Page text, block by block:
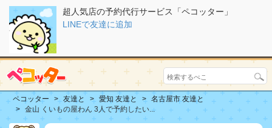
超人気店の予約代行サービス「ペコッター」
LINEで友達に追加
ペコッター 友達と 愛知 友達と
名古屋市 友達と
金山 くいもの屋わん 3人で予約したい...